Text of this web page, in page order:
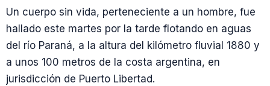
Un cuerpo sin vida, perteneciente a un hombre, fue
hallado este martes por la tarde flotando en aguas
del río Paraná, a la altura del kilómetro fluvial 1880 y
a unos 100 metros de la costa argentina, en
jurisdicción de Puerto Libertad.